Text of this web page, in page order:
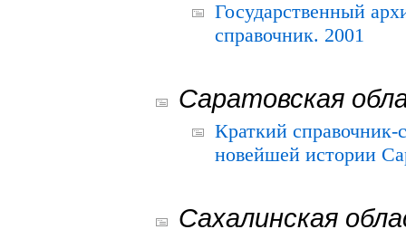
Государственный
справочник. 2001
Саратовская
Краткий
новейшей истории
Сахалинская